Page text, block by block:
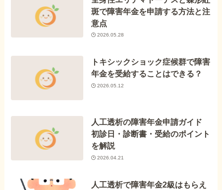
斑で障害年金を申請する方法と注
意点
2026.05.28
トキシックショック症候群で障害
年金を受給することはできる？
2026.05.12
人工透析の障害年金申請ガイド
初診日・診断書・受給のポイント
を解説
2026.04.21
人工透析で障害年金2級はもらえ